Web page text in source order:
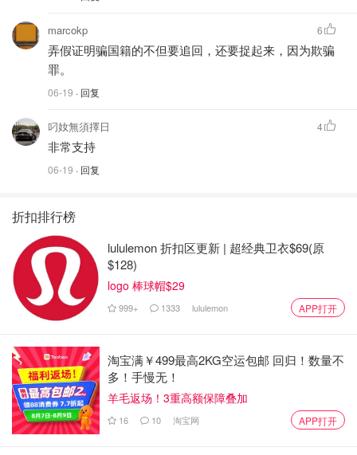
marcokp
弄假证明骗国籍的不但要追回，还要捉起来，因为欺骗
罪。
06-19 · 回复
6
叼奻無須擇日
非常支持
06-19 · 回复
4
折扣排行榜
lululemon 折扣区更新 | 超经典卫衣$69(原
$128)
logo 棒球帽$29
999+ 1333 lululemon APP打开
淘宝满￥499最高2KG空运包邮 回归！数量不
多！手慢无！
羊毛返场！3重高额保障叠加
16 10 淘宝网 APP打开